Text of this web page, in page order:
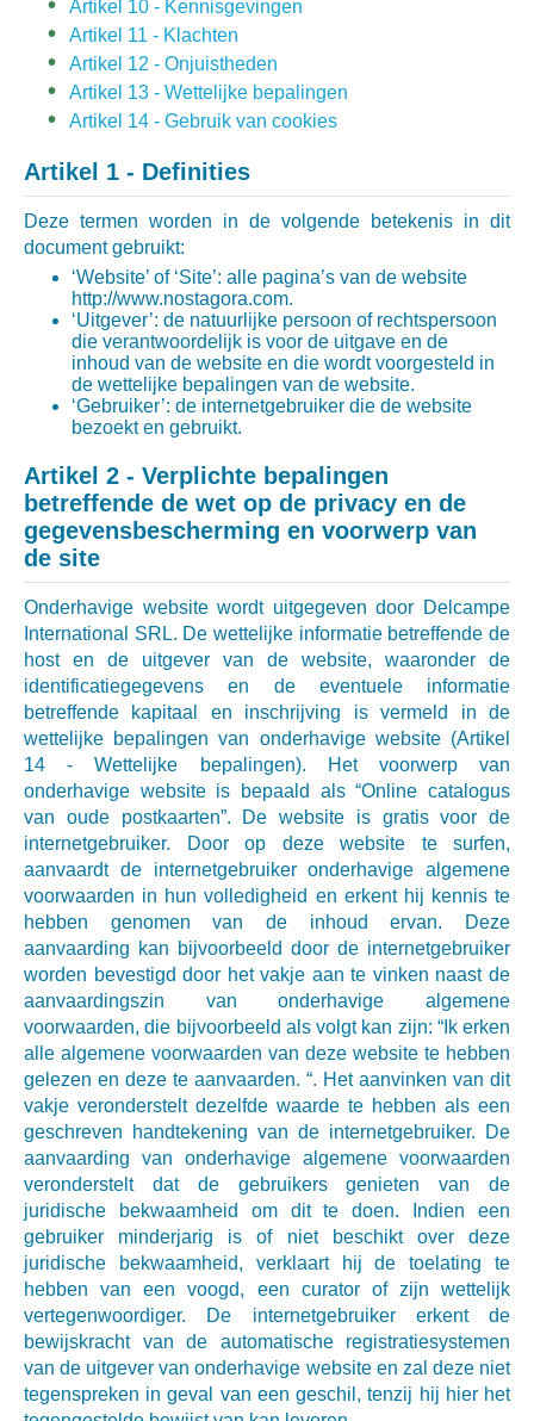
Artikel 10 - Kennisgevingen
Artikel 11 - Klachten
Artikel 12 - Onjuistheden
Artikel 13 - Wettelijke bepalingen
Artikel 14 - Gebruik van cookies
Artikel 1 - Definities
Deze termen worden in de volgende betekenis in dit
document gebruikt:
‘Website’ of ‘Site’: alle pagina’s van de website
http://www.nostagora.com.
‘Uitgever’: de natuurlijke persoon of rechtspersoon
die verantwoordelijk is voor de uitgave en de
inhoud van de website en die wordt voorgesteld in
de wettelijke bepalingen van de website.
‘Gebruiker’: de internetgebruiker die de website
bezoekt en gebruikt.
Artikel 2 - Verplichte bepalingen
betreffende de wet op de privacy en de
gegevensbescherming en voorwerp van
de site
Onderhavige website wordt uitgegeven door Delcampe
International SRL. De wettelijke informatie betreffende de
host en de uitgever van de website, waaronder de
identificatiegegevens en de eventuele informatie
betreffende kapitaal en inschrijving is vermeld in de
wettelijke bepalingen van onderhavige website (Artikel
14 - Wettelijke bepalingen). Het voorwerp van
onderhavige website is bepaald als “Online catalogus
van oude postkaarten”. De website is gratis voor de
internetgebruiker. Door op deze website te surfen,
aanvaardt de internetgebruiker onderhavige algemene
voorwaarden in hun volledigheid en erkent hij kennis te
hebben genomen van de inhoud ervan. Deze
aanvaarding kan bijvoorbeeld door de internetgebruiker
worden bevestigd door het vakje aan te vinken naast de
aanvaardingszin van onderhavige algemene
voorwaarden, die bijvoorbeeld als volgt kan zijn: “Ik erken
alle algemene voorwaarden van deze website te hebben
gelezen en deze te aanvaarden. “. Het aanvinken van dit
vakje veronderstelt dezelfde waarde te hebben als een
geschreven handtekening van de internetgebruiker. De
aanvaarding van onderhavige algemene voorwaarden
veronderstelt dat de gebruikers genieten van de
juridische bekwaamheid om dit te doen. Indien een
gebruiker minderjarig is of niet beschikt over deze
juridische bekwaamheid, verklaart hij de toelating te
hebben van een voogd, een curator of zijn wettelijk
vertegenwoordiger. De internetgebruiker erkent de
bewijskracht van de automatische registratiesystemen
van de uitgever van onderhavige website en zal deze niet
tegenspreken in geval van een geschil, tenzij hij hier het